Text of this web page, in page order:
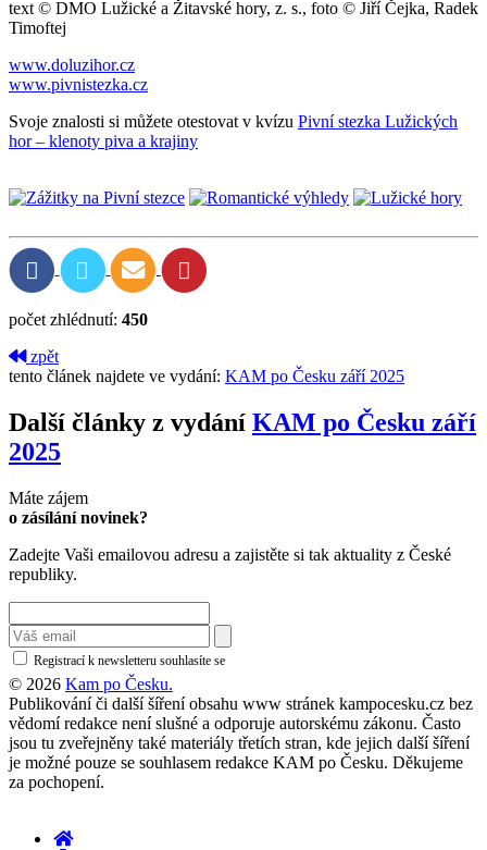
text © DMO Lužické a Žitavské hory, z. s., foto © Jiří Čejka, Radek
Timoftej
www.doluzihor.cz
www.pivnistezka.cz
Svoje znalosti si můžete otestovat v kvízu Pivní stezka Lužických
hor – klenoty piva a krajiny
počet zhlédnutí: 450
zpět
tento článek najdete ve vydání: KAM po Česku září 2025
Další články z vydání KAM po Česku září
2025
Máte zájem
o zásílání novinek?
Zadejte Vaši emailovou adresu a zajistěte si tak aktuality z České
republiky.
Registrací k newsletteru souhlasíte se
© 2026 Kam po Česku.
Publikování či další šíření obsahu www stránek kampocesku.cz bez
vědomí redakce není slušné a odporuje autorskému zákonu. Často
jsou tu zveřejněny také materiály třetích stran, kde jejich další šíření
je možné pouze se souhlasem redakce KAM po Česku. Děkujeme
za pochopení.